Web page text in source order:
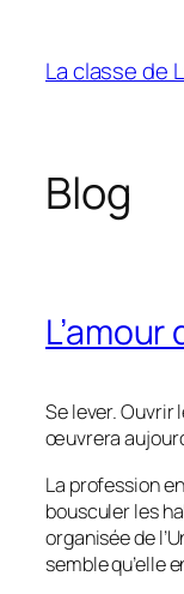
contenu
La classe de
Blog
Se lever. Ouvrir
œuvrera
La profession
bousculer les
organisée de
semble qu’elle